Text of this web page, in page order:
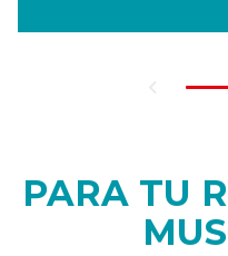
PARA TU